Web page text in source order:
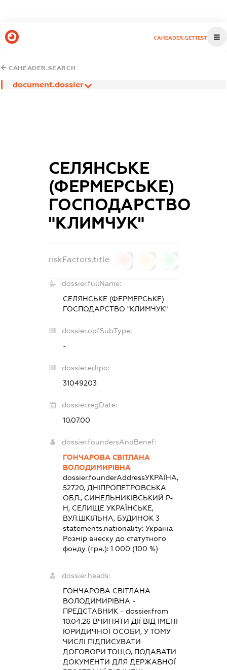
CAHEADER.GETTEST
CAHEADER.SEARCH
document.dossier
СЕЛЯНСЬКЕ
(ФЕРМЕРСЬКЕ)
ГОСПОДАРСТВО
"КЛИМЧУК"
riskFactors.title
dossier.fullName:
СЕЛЯНСЬКЕ (ФЕРМЕРСЬКЕ)
ГОСПОДАРСТВО "КЛИМЧУК"
dossier.opfSubType:
-
dossier.edrpo:
31049203
dossier.regDate:
10.07.00
dossier.foundersAndBenef:
ГОНЧАРОВА СВІТЛАНА
ВОЛОДИМИРІВНА
dossier.founderAddressУКРАЇНА,
52720, ДНІПРОПЕТРОВСЬКА
ОБЛ., СИНЕЛЬНИКІВСЬКИЙ Р-
Н, СЕЛИЩЕ УКРАЇНСЬКЕ,
ВУЛ.ШКІЛЬНА, БУДИНОК 3
statements.nationality: Україна
Розмір внеску до статутного
фонду (грн.): 1 000 (100 %)
dossier.heads:
ГОНЧАРОВА СВІТЛАНА
ВОЛОДИМИРІВНА -
ПРЕДСТАВНИК - dossier.from
10.04.26 ВЧИНЯТИ ДІЇ ВІД ІМЕНІ
ЮРИДИЧНОЇ ОСОБИ, У ТОМУ
ЧИСЛІ ПІДПИСУВАТИ
ДОГОВОРИ ТОЩО, ПОДАВАТИ
ДОКУМЕНТИ ДЛЯ ДЕРЖАВНОЇ